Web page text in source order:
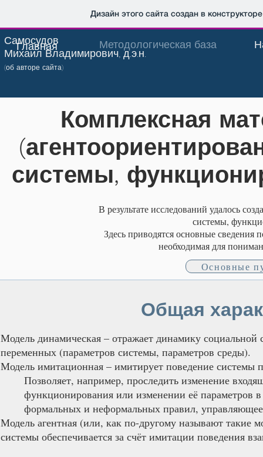
Дизайн этого сайта создан в
Самосудов
Михаил Владимирович, д.э.н.
(об авторе сайта)
Главная Методологическая база
Комплексная
системы,
В результате исследований удалось
системы,
Здесь приводятся основные сведения
необходимая для
Основные
Общая
Модель динамическая – отражает динамику
переменных (параметров системы, параметров среды).
Модель имитационная – имитирует поведение системы
Позволяет, например, проследить изменение
функционирования или изменении её параметров
формальных и неформальных правил,
Модель агентная (или, как по-другому называют такие
системы обеспечивается за счёт имитации поведения